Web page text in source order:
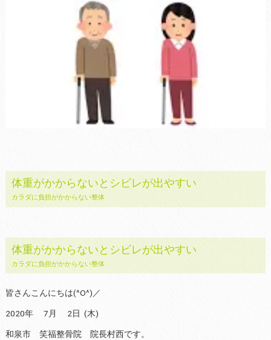
体重がかからないとシビレが出やすい
カラダに負担がかからない整体
体重がかからないとシビレが出やすい
カラダに負担がかからない整体
皆さんこんにちは(^O^)／
2020年 7月 2日 (木)
和泉市 笑福整骨院 院長村西です。